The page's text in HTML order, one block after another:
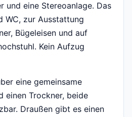
und eine Stereoanlage. Das
WC, zur Ausstattung
Bügeleisen und auf
Kein Aufzug
eine gemeinsame
einen Trockner, beide
Draußen gibt es einen